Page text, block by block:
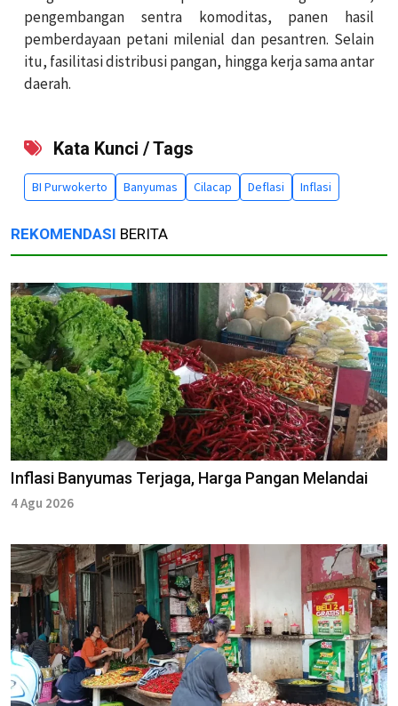
pengembangan sentra komoditas, panen hasil
pemberdayaan petani milenial dan pesantren. Selain
itu, fasilitasi distribusi pangan, hingga kerja sama antar
daerah.
Kata Kunci / Tags
BI Purwokerto Banyumas Cilacap Deflasi Inflasi
REKOMENDASI BERITA
Inflasi Banyumas Terjaga, Harga Pangan Melandai
4 Agu 2026